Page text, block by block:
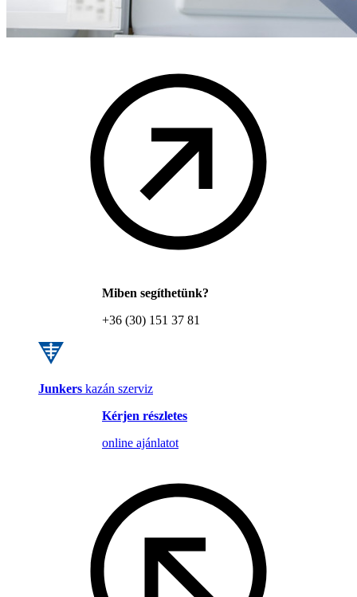
Miben segíthetünk?
+36 (30) 151 37 81
Junkers kazán szerviz
Kérjen részletes
online ajánlatot